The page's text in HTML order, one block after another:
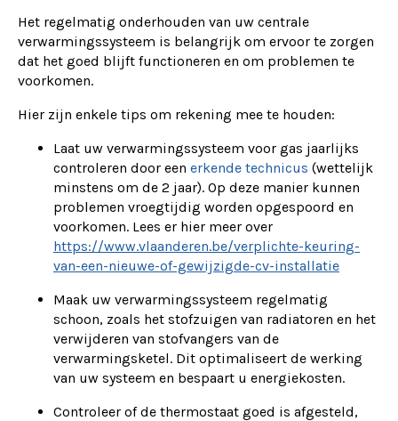
Het regelmatig onderhouden van uw centrale
verwarmingssysteem is belangrijk om ervoor te zorgen
dat het goed blijft functioneren en om problemen te
voorkomen.
Hier zijn enkele tips om rekening mee te houden:
Laat uw verwarmingssysteem voor gas jaarlijks
controleren door een erkende technicus (wettelijk
minstens om de 2 jaar). Op deze manier kunnen
problemen vroegtijdig worden opgespoord en
voorkomen. Lees er hier meer over
https://www.vlaanderen.be/verplichte-keuring-
van-een-nieuwe-of-gewijzigde-cv-installatie
Maak uw verwarmingssysteem regelmatig
schoon, zoals het stofzuigen van radiatoren en het
verwijderen van stofvangers van de
verwarmingsketel. Dit optimaliseert de werking
van uw systeem en bespaart u energiekosten.
Controleer of de thermostaat goed is afgesteld,